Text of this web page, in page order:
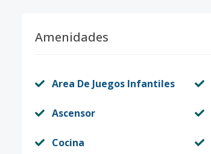
Amenidades
Area De Juegos Infantiles
Ascensor
Cocina